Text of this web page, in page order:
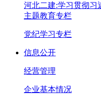
河北二建:学习贯彻习
主题教育专栏
党纪学习专栏
信息公开
经营管理
企业基本情况